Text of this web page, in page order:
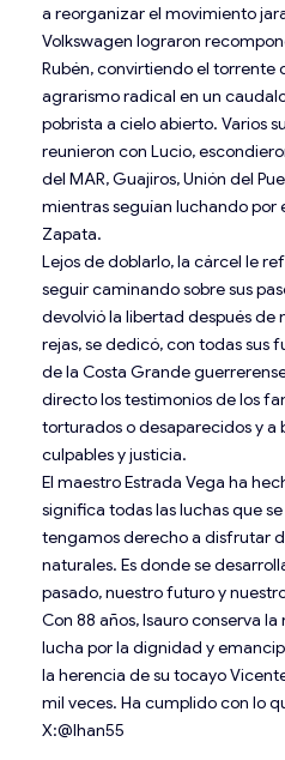
a reorganizar el movimiento
Volkswagen lograron
Rubén, convirtiendo el torrente
agrarismo radical en un
pobrista a cielo abierto. Varios
reunieron con Lucio,
del MAR, Guajiros, Unión del
mientras seguían luchando por
Zapata.
Lejos de doblarlo, la cárcel le
seguir caminando sobre sus
devolvió la libertad después de
rejas, se dedicó, con todas sus
de la Costa Grande
directo los testimonios de los
torturados o desaparecidos y a
culpables y justicia.
El maestro Estrada Vega ha
significa todas las luchas que
tengamos derecho a disfrutar
naturales. Es donde se
pasado, nuestro futuro y
Con 88 años, Isauro conserva
lucha por la dignidad y
la herencia de su tocayo
mil veces. Ha cumplido con lo
X:@lhan55